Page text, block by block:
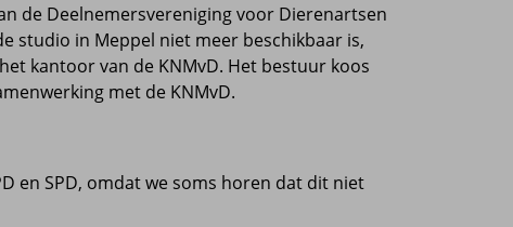
de Deelnemersvereniging voor Dierenartsen
studio in Meppel niet meer beschikbaar is,
kantoor van de KNMvD. Het bestuur koos
met de KNMvD.
en SPD, omdat we soms horen dat dit niet